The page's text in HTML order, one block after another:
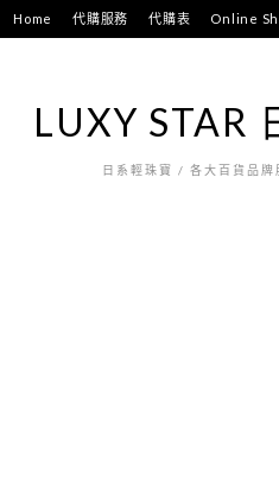
跳
至
Home 代購服務 代購表 Online
LUXY STAR
日系輕珠寶 / 各大百貨品